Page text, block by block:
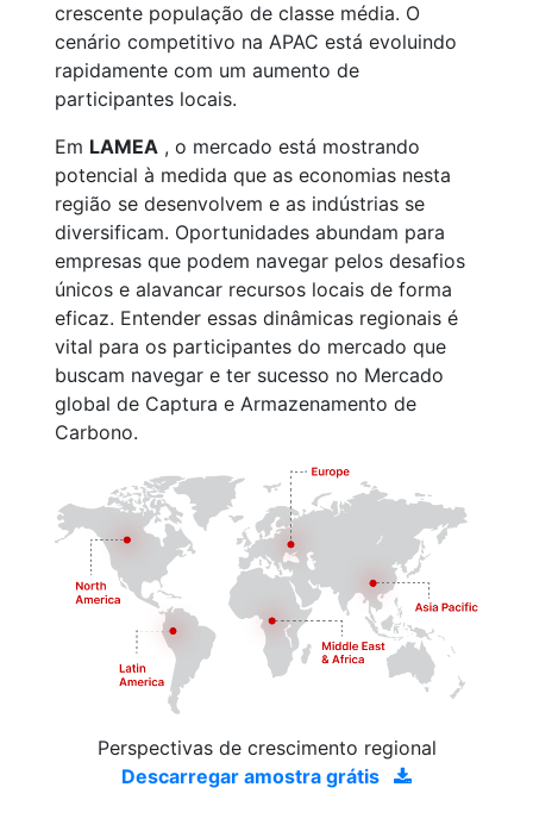
crescente população de classe média. O
cenário competitivo na APAC está evoluindo
rapidamente com um aumento de
participantes locais.
Em LAMEA , o mercado está mostrando
potencial à medida que as economias nesta
região se desenvolvem e as indústrias se
diversificam. Oportunidades abundam para
empresas que podem navegar pelos desafios
únicos e alavancar recursos locais de forma
eficaz. Entender essas dinâmicas regionais é
vital para os participantes do mercado que
buscam navegar e ter sucesso no Mercado
global de Captura e Armazenamento de
Carbono.
Perspectivas de crescimento regional
Descarregar amostra grátis